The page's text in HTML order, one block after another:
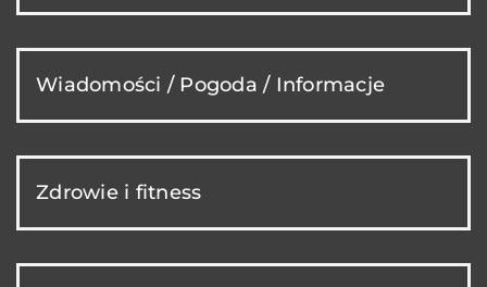
Wiadomości / Pogoda / Informacje
Zdrowie i fitness